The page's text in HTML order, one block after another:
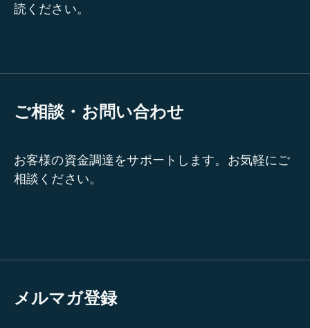
読ください。
ご相談・お問い合わせ
お客様の資金調達をサポートします。お気軽にご
相談ください。
メルマガ登録